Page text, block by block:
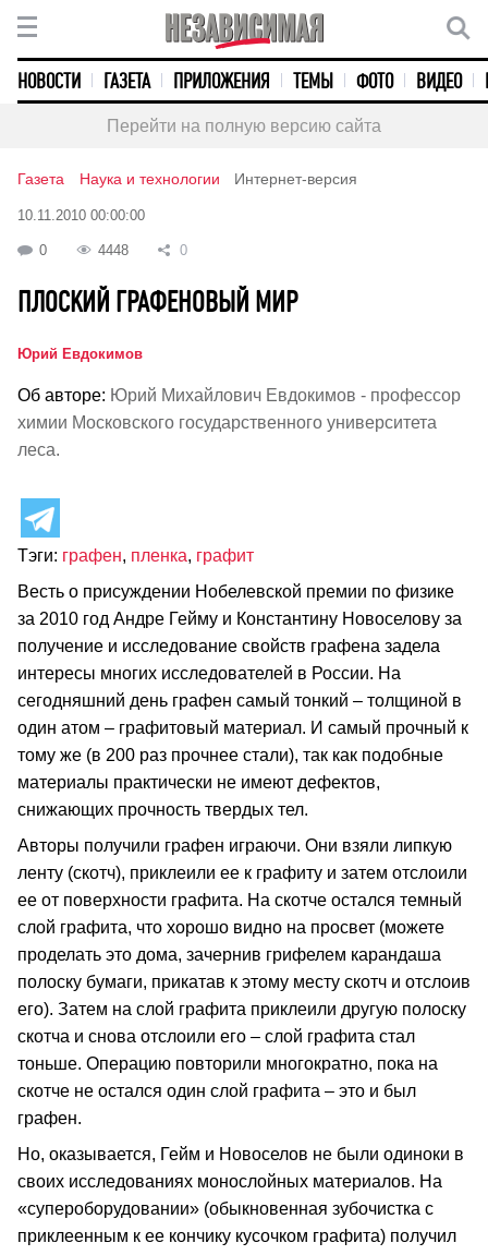
НОВОСТИ ГАЗЕТА ПРИЛОЖЕНИЯ ТЕМЫ ФОТО ВИДЕО
Перейти на полную версию сайта
Газета Наука и технологии Интернет-версия
10.11.2010 00:00:00
0 4448 0
ПЛОСКИЙ ГРАФЕНОВЫЙ МИР
Юрий Евдокимов
Об авторе: Юрий Михайлович Евдокимов - профессор
химии Московского государственного университета
леса.
Тэги: графен, пленка, графит
Весть о присуждении Нобелевской премии по физике
за 2010 год Андре Гейму и Константину Новоселову за
получение и исследование свойств графена задела
интересы многих исследователей в России. На
сегодняшний день графен самый тонкий – толщиной в
один атом – графитовый материал. И самый прочный к
тому же (в 200 раз прочнее стали), так как подобные
материалы практически не имеют дефектов,
снижающих прочность твердых тел.
Авторы получили графен играючи. Они взяли липкую
ленту (скотч), приклеили ее к графиту и затем отслоили
ее от поверхности графита. На скотче остался темный
слой графита, что хорошо видно на просвет (можете
проделать это дома, зачернив грифелем карандаша
полоску бумаги, прикатав к этому месту скотч и отслоив
его). Затем на слой графита приклеили другую полоску
скотча и снова отслоили его – слой графита стал
тоньше. Операцию повторили многократно, пока на
скотче не остался один слой графита – это и был
графен.
Но, оказывается, Гейм и Новоселов не были одиноки в
своих исследованиях монослойных материалов. На
«супероборудовании» (обыкновенная зубочистка с
приклеенным к ее кончику кусочком графита) получил